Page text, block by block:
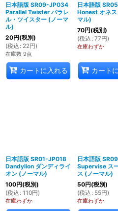
日本語版 SR09-JP034
Parallel Twister パラレ
ル・ツイスター (ノーマ
ル)
20円(税別)
(税込 : 22円)
在庫数 9点
カートに入れる
日本語版
Honest オネ
マル)
70円(税別)
(税込 : 77円)
在庫わずか
カート
日本語版 SR01-JP018
Dandylion ダンディライ
オン (ノーマル)
100円(税別)
(税込 : 110円)
在庫わずか
日本語版
Supervise ス
ス (ノーマル)
50円(税別)
(税込 : 55円)
在庫わずか